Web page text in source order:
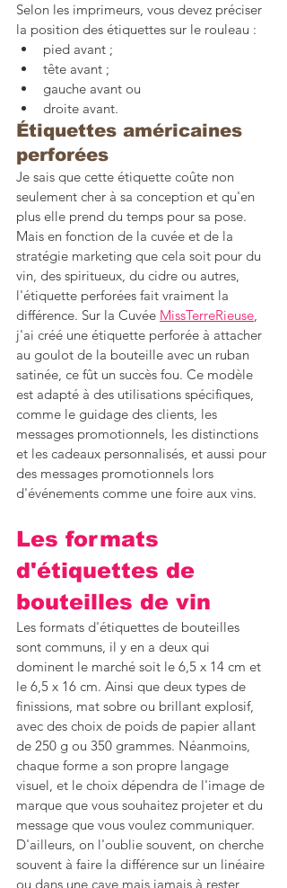
Selon les imprimeurs, vous devez préciser
la position des étiquettes sur le rouleau :
pied avant ;
tête avant ;
gauche avant ou
droite avant.
Étiquettes américaines
perforées
Je sais que cette étiquette coûte non
seulement cher à sa conception et qu'en
plus elle prend du temps pour sa pose.
Mais en fonction de la cuvée et de la
stratégie marketing que cela soit pour du
vin, des spiritueux, du cidre ou autres,
l'étiquette perforées fait vraiment la
différence. Sur la Cuvée MissTerreRieuse,
j'ai créé une étiquette perforée à attacher
au goulot de la bouteille avec un ruban
satinée, ce fût un succès fou. Ce modèle
est adapté à des utilisations spécifiques,
comme le guidage des clients, les
messages promotionnels, les distinctions
et les cadeaux personnalisés, et aussi pour
des messages promotionnels lors
d'événements comme une foire aux vins.
Les formats
d'étiquettes de
bouteilles de vin
Les formats d'étiquettes de bouteilles
sont communs, il y en a deux qui
dominent le marché soit le 6,5 x 14 cm et
le 6,5 x 16 cm. Ainsi que deux types de
finissions, mat sobre ou brillant explosif,
avec des choix de poids de papier allant
de 250 g ou 350 grammes. Néanmoins,
chaque forme a son propre langage
visuel, et le choix dépendra de l'image de
marque que vous souhaitez projeter et du
message que vous voulez communiquer.
D'ailleurs, on l'oublie souvent, on cherche
souvent à faire la différence sur un linéaire
ou dans une cave mais jamais à rester